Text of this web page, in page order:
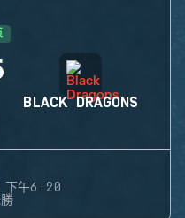
BLACK DRAGONS
下午6:20